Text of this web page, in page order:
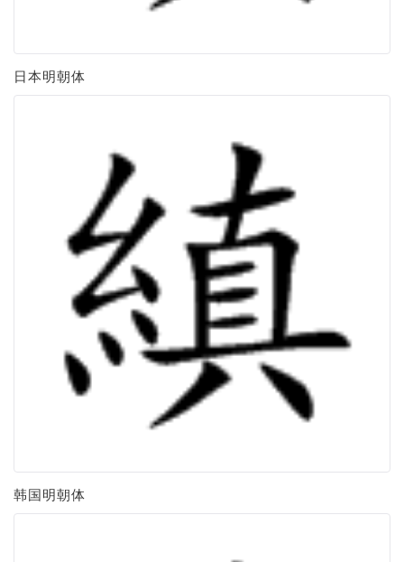
日本明朝体
韩国明朝体